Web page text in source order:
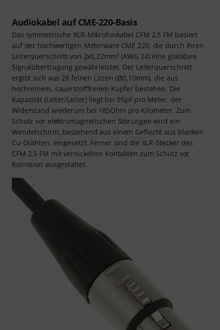
Audiokabel auf CME-220-Basis
Das symmetrische XLR-Mikrofonkabel CFM 2,5 FM basiert
auf der hochwertigen Meterware CME 220, die durch ihren
Leiterquerschnitt von 2x0,22mm² (AWG 24) eine glasklare
Signalübertragung gewährleistet. Der Leiterquerschnitt
ergibt sich aus 28 feinen Litzen (Ø0,10mm), die aus
hochreinem, sauerstofffreiem Kupfer bestehen. Die
Kapazität (Leiter/Leiter) liegt bei 95pF pro Meter, der
Widerstand wiederum bei <85Ohm pro Kilometer. Zum
Schutz vor elektromagnetischen Störungen wird ein
Wendelschirm, bestehend aus einem Geflecht aus blanken
Cu-Drähten, eingesetzt. Ferner sind die XLR-Stecker des
CFM 2,5 FM mit vernickelten Kontakten zum Schutz vor
Korrosion ausgestattet.